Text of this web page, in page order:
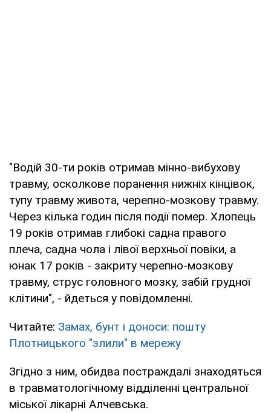
"Водій 30-ти років отримав мінно-вибухову
травму, осколкове поранення нижніх кінцівок,
тупу травму живота, черепно-мозкову травму.
Через кілька годин після події помер. Хлопець
19 років отримав глибокі садна правого
плеча, садна чола і лівої верхньої повіки, а
юнак 17 років - закриту черепно-мозкову
травму, струс головного мозку, забій грудної
клітини", - йдеться у повідомленні.
Читайте: Замах, бунт і доноси: пошту
Плотницького "злили" в мережу
Згідно з ним, обидва постраждалі знаходяться
в травматологічному відділенні центральної
міської лікарні Алчевська.